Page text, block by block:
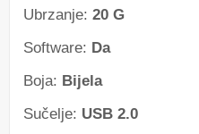
Ubrzanje: 20 G
Software: Da
Boja: Bijela
Sučelje: USB 2.0